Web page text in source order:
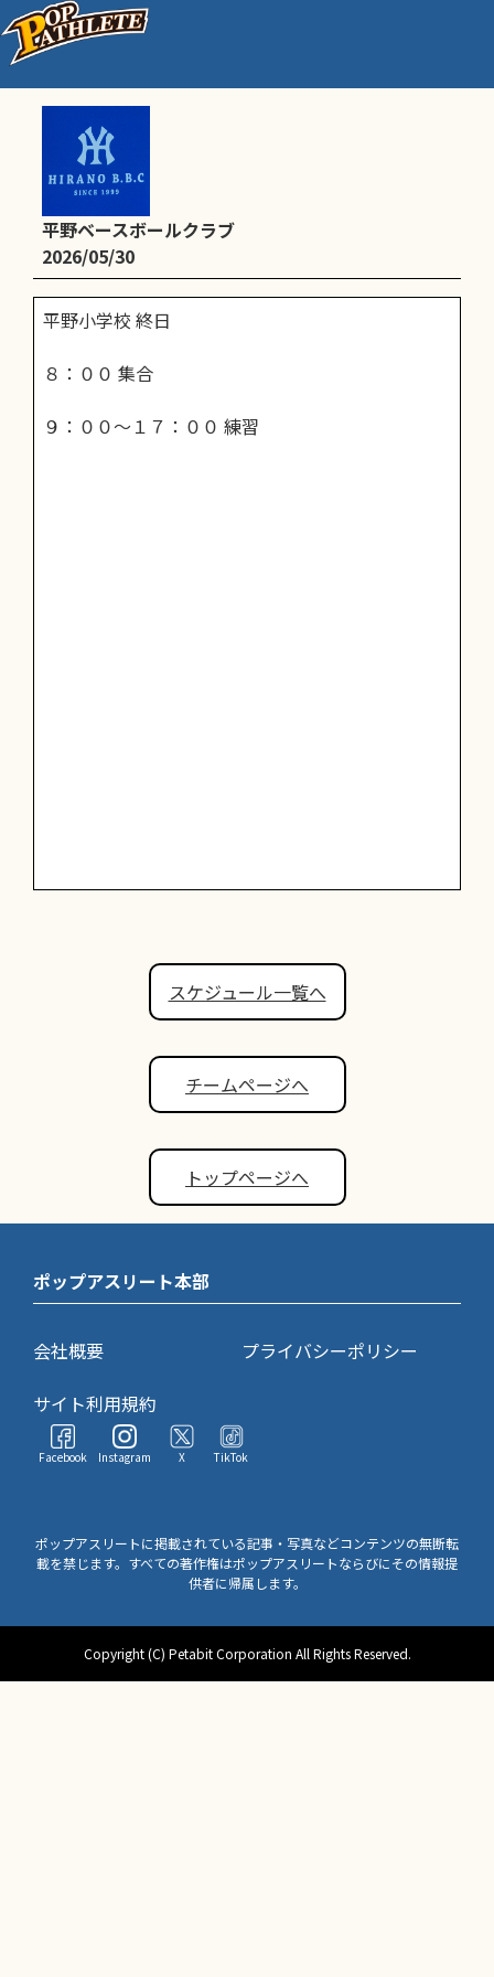
練習
平野ベースボールクラブ
2026/05/30
平野小学校 終日
８：００ 集合
９：００～１７：００ 練習
スケジュール一覧へ
チームページへ
トップページへ
ポップアスリート本部
会社概要
プライバシーポリシー
サイト利用規約
Facebook Instagram X TikTok
ポップアスリートに掲載されている記事・写真などコンテンツの無断転
載を禁じます。すべての著作権はポップアスリートならびにその情報提
供者に帰属します。
Copyright (C) Petabit Corporation All Rights Reserved.